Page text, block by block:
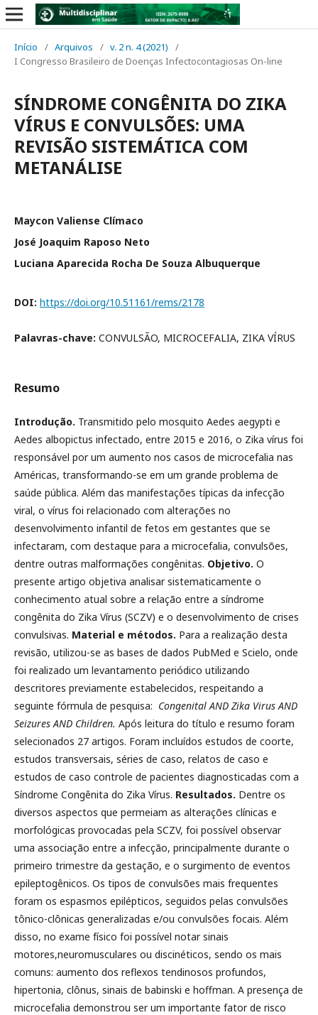
Início / Arquivos / v. 2 n. 4 (2021)
/
I Congresso Brasileiro de Doenças Infectocontagiosas On-line
SÍNDROME CONGÊNITA DO ZIKA
VÍRUS E CONVULSÕES: UMA
REVISÃO SISTEMÁTICA COM
METANÁLISE
Maycon Valiense Clímaco
José Joaquim Raposo Neto
Luciana Aparecida Rocha De Souza Albuquerque
DOI: https://doi.org/10.51161/rems/2178
Palavras-chave: CONVULSÃO, MICROCEFALIA, ZIKA VÍRUS
Resumo
Introdução. Transmitido pelo mosquito Aedes aegypti e
Aedes albopictus infectado, entre 2015 e 2016, o Zika vírus foi
responsável por um aumento nos casos de microcefalia nas
Américas, transformando-se em um grande problema de
saúde pública. Além das manifestações típicas da infecção
viral, o vírus foi relacionado com alterações no
desenvolvimento infantil de fetos em gestantes que se
infectaram, com destaque para a microcefalia, convulsões,
dentre outras malformações congênitas. Objetivo. O
presente artigo objetiva analisar sistematicamente o
conhecimento atual sobre a relação entre a síndrome
congênita do Zika Vírus (SCZV) e o desenvolvimento de crises
convulsivas. Material e métodos. Para a realização desta
revisão, utilizou-se as bases de dados PubMed e Scielo, onde
foi realizado um levantamento periódico utilizando
descritores previamente estabelecidos, respeitando a
seguinte fórmula de pesquisa: Congenital AND Zika Virus AND
Seizures AND Children. Após leitura do título e resumo foram
selecionados 27 artigos. Foram incluídos estudos de coorte,
estudos transversais, séries de caso, relatos de caso e
estudos de caso controle de pacientes diagnosticadas com a
Síndrome Congênita do Zika Vírus. Resultados. Dentre os
diversos aspectos que permeiam as alterações clínicas e
morfológicas provocadas pela SCZV, foi possível observar
uma associação entre a infecção, principalmente durante o
primeiro trimestre da gestação, e o surgimento de eventos
epileptogênicos. Os tipos de convulsões mais frequentes
foram os espasmos epilépticos, seguidos pelas convulsões
tônico-clônicas generalizadas e/ou convulsões focais. Além
disso, no exame físico foi possível notar sinais
motores,neuromusculares ou discinéticos, sendo os mais
comuns: aumento dos reflexos tendinosos profundos,
hipertonia, clônus, sinais de babinski e hoffman. A presença de
microcefalia demonstrou ser um importante fator de risco